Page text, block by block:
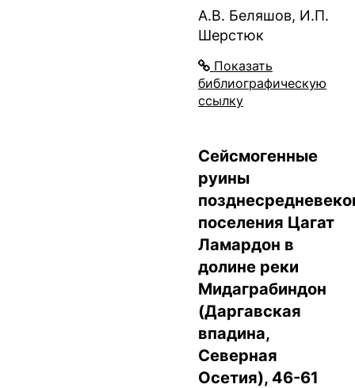
А.В. Беляшов, И.П.
Шерстюк
Показать
библиографическую
ссылку
Сейсмогенные
руины
поселения Цагат
Ламардон в
долине реки
Мидаграбиндон
(Даргавская
впадина,
Северная
Осетия), 46-61